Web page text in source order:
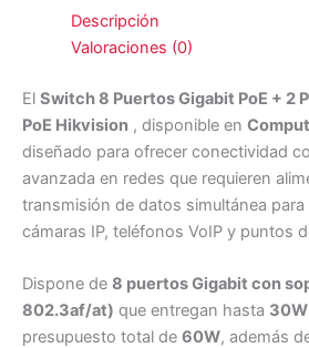
Descripción
Valoraciones (0)
El Switch 8 Puertos Gigabit PoE + 2
PoE Hikvision , disponible en
diseñado para ofrecer conectividad
avanzada en redes que requieren
transmisión de datos simultánea
cámaras IP, teléfonos VoIP y puntos
Dispone de 8 puertos Gigabit con
802.3af/at) que entregan hasta
presupuesto total de 60W, además